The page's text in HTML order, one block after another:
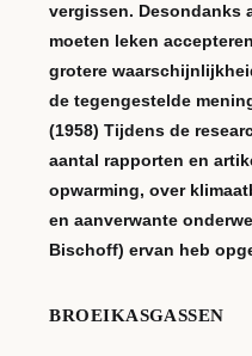
vergissen. Desondanks
moeten leken
grotere
de tegengestelde
(1958) Tijdens de
aantal rapporten en
opwarming, over
en aanverwante
Bischoff) ervan heb
BROEIKASGASSEN